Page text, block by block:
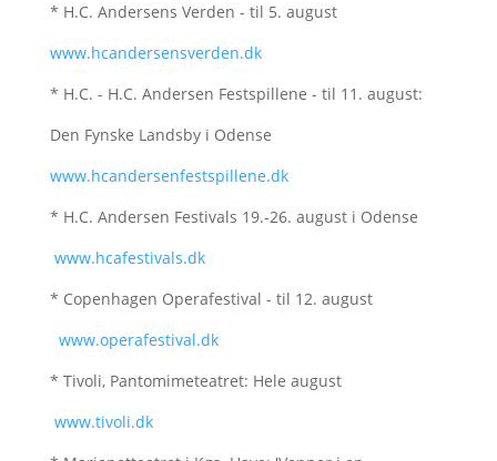
* H.C. Andersens Verden - til 5. august
www.hcandersensverden.dk
* H.C. - H.C. Andersen Festspillene - til 11. august:
Den Fynske Landsby i Odense
www.hcandersenfestspillene.dk
* H.C. Andersen Festivals 19.-26. august i Odense
www.hcafestivals.dk
* Copenhagen Operafestival - til 12. august
www.operafestival.dk
* Tivoli, Pantomimeteatret: Hele august
www.tivoli.dk